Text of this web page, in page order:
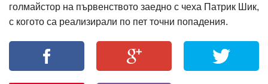
голмайстор на първенството заедно с чеха Патрик Шик,
с когото са реализирали по пет точни попадения.